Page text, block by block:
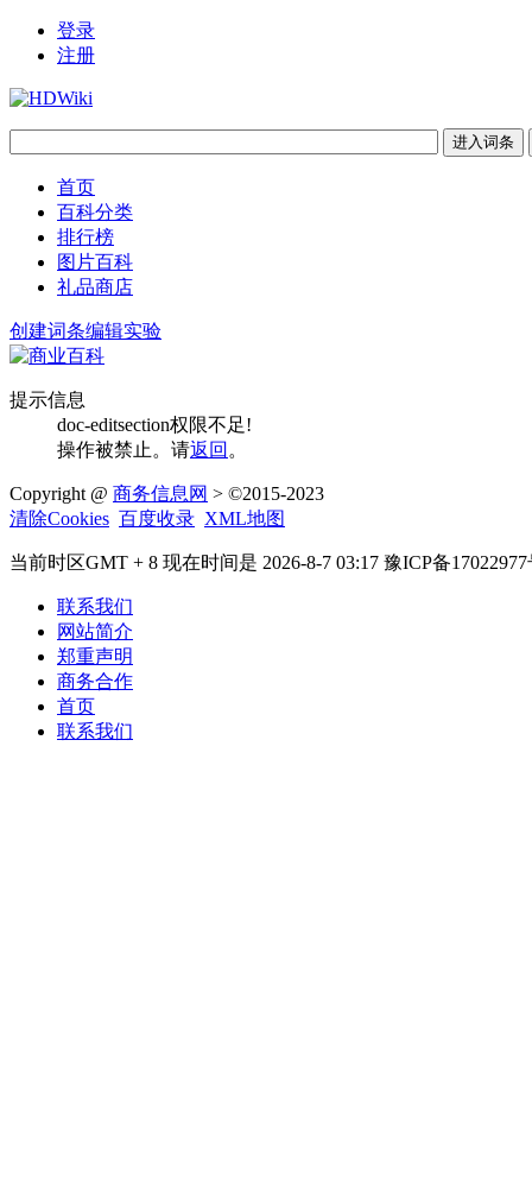
登录
注册
首页
百科分类
排行榜
图片百科
礼品商店
创建词条编辑实验
提示信息
doc-editsection权限不足!
操作被禁止。请返回 。
Copyright @ 商务信息网 > ©2015-2023
清除Cookies 百度收录 XML地图
当前时区GMT + 8 现在时间是 2026-8-7 03:17 豫ICP备17022977
联系我们
网站简介
郑重声明
商务合作
首页
联系我们